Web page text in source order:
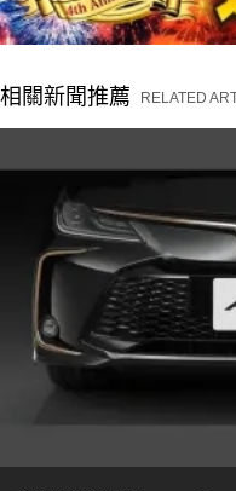
相關新聞推薦 RELATED